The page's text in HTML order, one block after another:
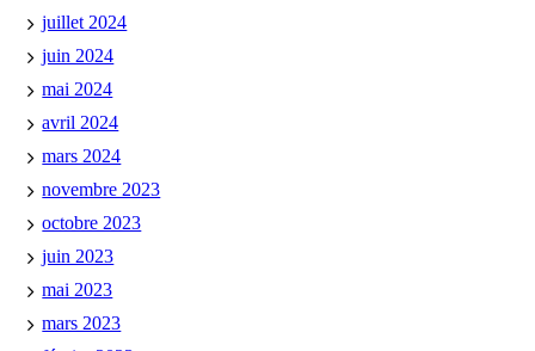
juillet 2024
juin 2024
mai 2024
avril 2024
mars 2024
novembre 2023
octobre 2023
juin 2023
mai 2023
mars 2023